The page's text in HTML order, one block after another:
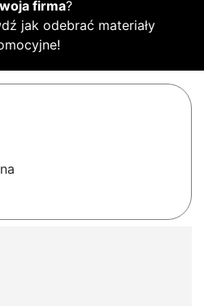
firma?
jak odebrać materiały